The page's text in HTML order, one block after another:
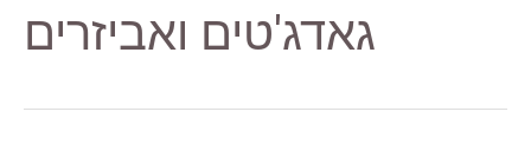
גאדג'טים ואביזרים